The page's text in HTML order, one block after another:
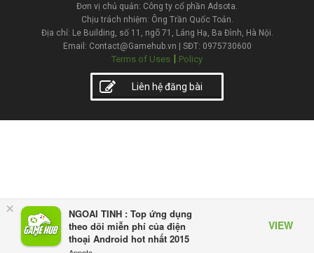
×
NGOAI TINH : Top ứng dụng
theo dõi miễn phí của điện
thoại Android hot nhất 2015
VIEW
Đơn vị chủ quản: Công ty cổ phần Adsota.
Chịu trách nhiệm: Ông Trần Quốc Toản.
Địa chỉ: Le Building, số 11, ngõ 71, Láng Hạ, Ba Đình, Hà Nội.
Email: Contact@Gamehub.vn | SĐT: 0975730600
Terms of Uses | Policy
Liên hệ đăng bài